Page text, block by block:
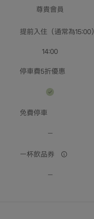
查詢空房
尊貴會員
提前入住（通常為15:00）
14:00
停車費5折優惠
免費停車
一杯飲品券